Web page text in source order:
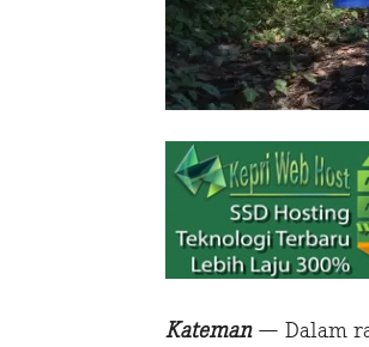
Kateman— Dalam